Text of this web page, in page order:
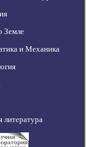
Земле
и Механика
литература